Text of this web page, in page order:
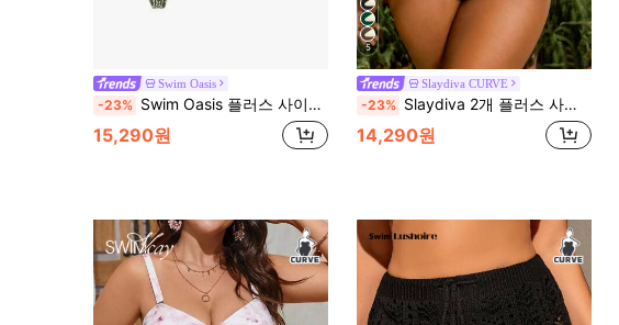
Swim Oasis
-23% Swim Oasis 플러스 사이즈 여성 플로럴 프린트 캐미솔 1피스 수영복 및 반바지, 해변 휴가, 풀 파티, 해변 파티에 적합
15,290원
5
Slaydiva CURVE
-23% Slaydiva 2개 플러스 사이즈 여성 세트, 프린트 반도 탑과 드로스트링 및 하이 웨이스트 패치워크 비키니 하의
14,290원